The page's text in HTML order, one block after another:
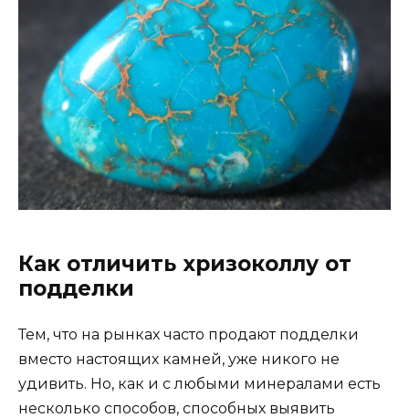
Как отличить хризоколлу от
подделки
Тем, что на рынках часто продают подделки
вместо настоящих камней, уже никого не
удивить. Но, как и с любыми минералами есть
несколько способов, способных выявить